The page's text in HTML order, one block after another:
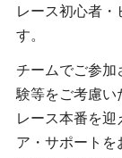
レース初心者
す。
チームでご参加
験等をご考慮い
レース本番を
ア・サポートを